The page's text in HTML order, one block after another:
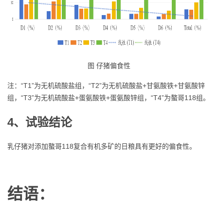
图 仔猪偏食性
注：“T1”为无机硫酸盐组，“T2”为无机硫酸盐+甘氨酸铁+甘氨酸锌
组，“T3”为无机硫酸盐+蛋氨酸铁+蛋氨酸锌组，“T4”为螯哥118组。
4、 试验结论
乳仔猪对添加螯哥118复合有机多矿的日粮具有更好的偏食性。
结语：